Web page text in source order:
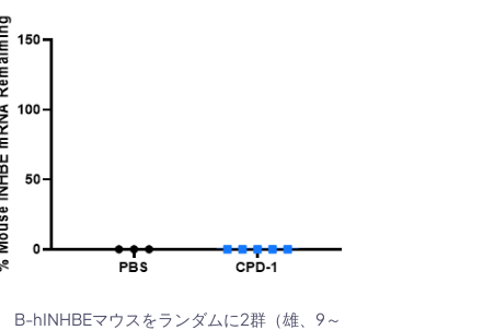
B-hINHBEマウスをランダムに2群（雄、9～